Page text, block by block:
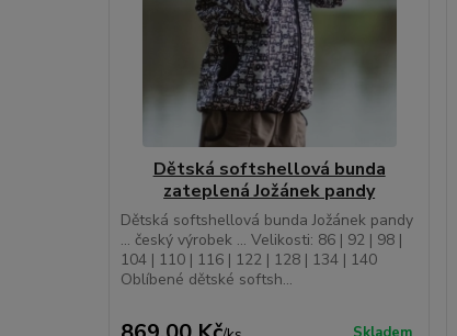
Dětská softshellová bunda
zateplená Jožánek pandy
Dětská softshellová bunda Jožánek pandy
... český výrobek ... Velikosti: 86 | 92 | 98 |
104 | 110 | 116 | 122 | 128 | 134 | 140
Oblíbené dětské softsh...